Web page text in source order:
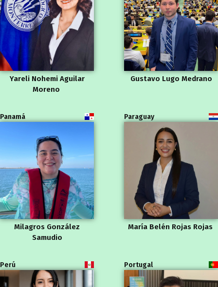
Yareli Nohemi Aguilar
Moreno
Gustavo Lugo Medrano
Panamá
Milagros González
Samudio
Paraguay
María Belén Rojas Rojas
Perú Portugal